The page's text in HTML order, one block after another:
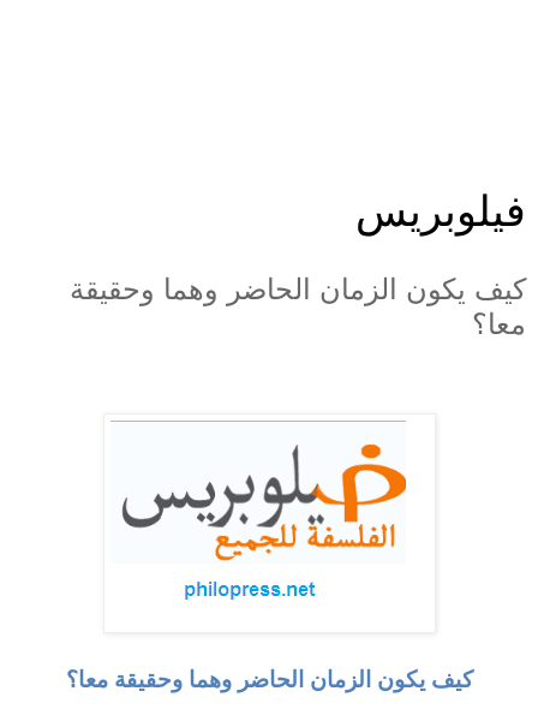
فيلوبريس
كيف يكون الزمان الحاضر وهما وحقيقة
معا؟
كيف يكون الزمان الحاضر وهما وحقيقة معا؟